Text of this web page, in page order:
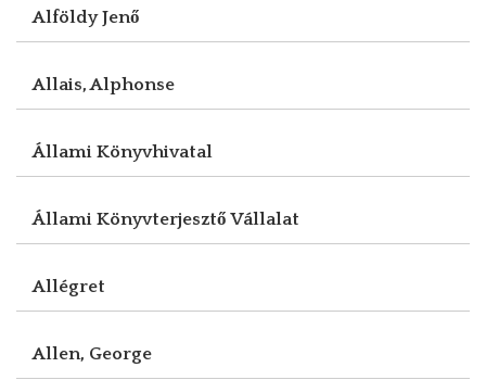
Alföldy Jenő
Allais, Alphonse
Állami Könyvhivatal
Állami Könyvterjesztő Vállalat
Allégret
Allen, George